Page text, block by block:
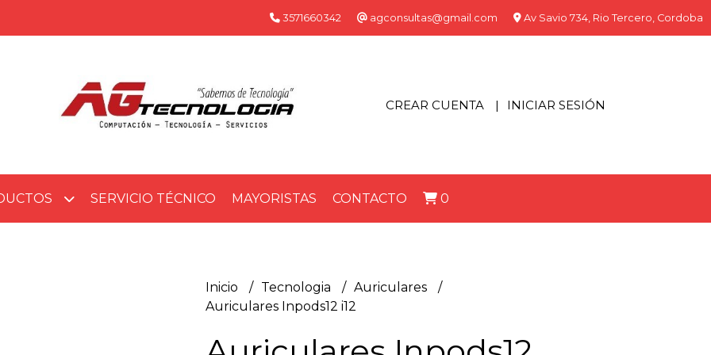
3571660342 agconsultas@gmail.com Av Savio 734, Rio Tercero, Cordoba
CREAR CUENTA INICIAR SESIÓN
SERVICIO TÉCNICO MAYORISTAS CONTACTO 0
Inicio Tecnologia
Auriculares
Auriculares Inpods12 i12